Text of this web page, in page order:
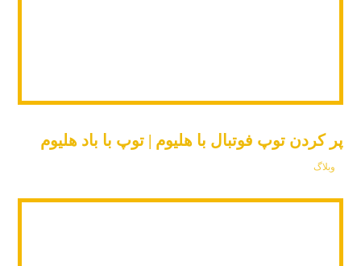
پر کردن توپ فوتبال با هلیوم | توپ با باد هلیوم
وبلاگ